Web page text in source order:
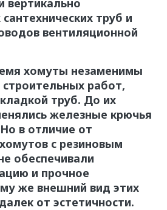
труб и
вентиляционной
хомуты незаменимы
работ,
труб. До их
железные крючья
в отличие от
с резиновым
обеспечивали
и прочное
же внешний вид этих
от эстетичности.